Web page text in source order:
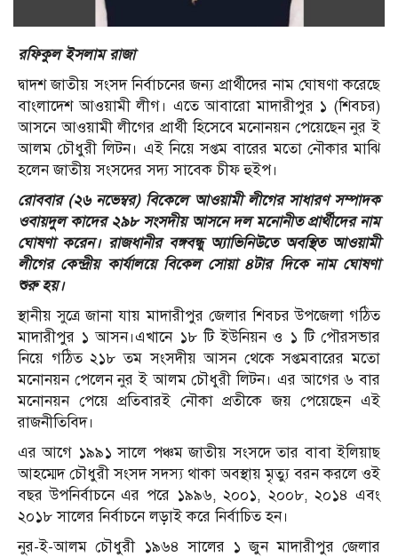
রফিকুল ইসলাম রাজা
দ্বাদশ জাতীয় সংসদ নির্বাচনের জন্য প্রার্থীদের নাম ঘোষণা করেছে
বাংলাদেশ আওয়ামী লীগ। এতে আবারো মাদারীপুর ১ (শিবচর)
আসনে আওয়ামী লীগের প্রার্থী হিসেবে মনোনয়ন পেয়েছেন নুর ই
আলম চৌধুরী লিটন। এই নিয়ে সপ্তম বারের মতো নৌকার মাঝি
হলেন জাতীয় সংসদের সদ্য সাবেক চীফ হুইপ।
রোববার (২৬ নভেম্বর) বিকেলে আওয়ামী লীগের সাধারণ সম্পাদক
ওবায়দুল কাদের ২৯৮ সংসদীয় আসনে দল মনোনীত প্রার্থীদের নাম
ঘোষণা করেন। রাজধানীর বঙ্গবন্ধু অ্যাভিনিউতে অবস্থিত আওয়ামী
লীগের কেন্দ্রীয় কার্যালয়ে বিকেল সোয়া ৪টার দিকে নাম ঘোষণা
শুরু হয়।
স্থানীয় সুত্রে জানা যায় মাদারীপুর জেলার শিবচর উপজেলা গঠিত
মাদারীপুর ১ আসন।এখানে ১৮ টি ইউনিয়ন ও ১ টি পৌরসভার
নিয়ে গঠিত ২১৮ তম সংসদীয় আসন থেকে সপ্তমবারের মতো
মনোনয়ন পেলেন নুর ই আলম চৌধুরী লিটন। এর আগের ৬ বার
মনোনয়ন পেয়ে প্রতিবারই নৌকা প্রতীকে জয় পেয়েছেন এই
রাজনীতিবিদ।
এর আগে ১৯৯১ সালে পঞ্চম জাতীয় সংসদে তার বাবা ইলিয়াছ
আহম্মেদ চৌধুরী সংসদ সদস্য থাকা অবস্থায় মৃত্যু বরন করলে ওই
বছর উপনির্বাচনে এর পরে ১৯৯৬, ২০০১, ২০০৮, ২০১৪ এবং
২০১৮ সালের নির্বাচনে লড়াই করে নির্বাচিত হন।
নুর-ই-আলম চৌধুরী ১৯৬৪ সালের ১ জুন মাদারীপুর জেলার